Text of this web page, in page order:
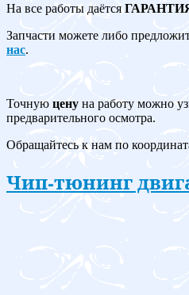
На все работы даётся
Запчасти можете либо
нас.
Точную цену на работу можно
предварительного осмотра.
Обращайтесь к нам по
Чип-тюнинг